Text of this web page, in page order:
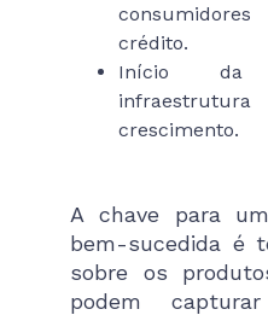
crédito.
Início da
crescimento.
A chave para
bem-sucedida é
sobre os
podem